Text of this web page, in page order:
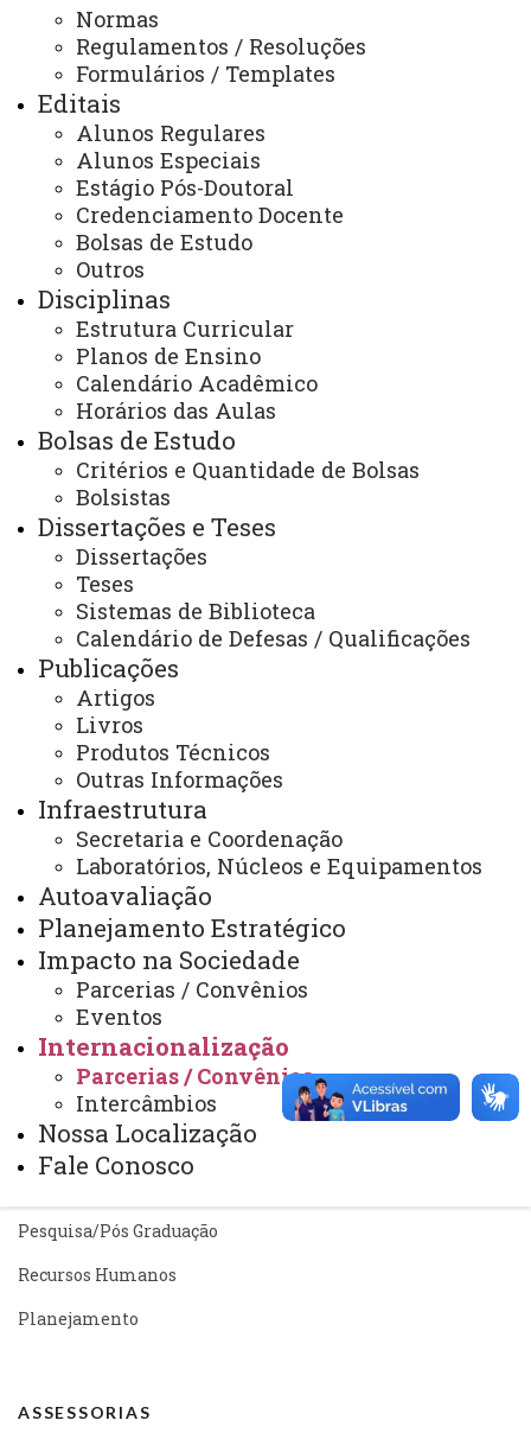
Normas
Regulamentos / Resoluções
Formulários / Templates
Editais
Alunos Regulares
Alunos Especiais
Estágio Pós-Doutoral
Credenciamento Docente
Bolsas de Estudo
Outros
Disciplinas
Estrutura Curricular
Planos de Ensino
Calendário Acadêmico
Horários das Aulas
Bolsas de Estudo
Critérios e Quantidade de Bolsas
Bolsistas
Dissertações e Teses
Dissertações
Teses
Sistemas de Biblioteca
Calendário de Defesas / Qualificações
Publicações
Artigos
Livros
Produtos Técnicos
Outras Informações
Infraestrutura
Secretaria e Coordenação
Laboratórios, Núcleos e Equipamentos
Autoavaliação
Planejamento Estratégico
Impacto na Sociedade
Parcerias / Convênios
Eventos
Internacionalização
Parcerias / Convênios
Intercâmbios
Nossa Localização
Fale Conosco
cascavel.profmat@unioeste.br
Você está aqui:Unioeste
PROFMAT - Mestrado Profissional em Matemática -
Cascavel
Internacionalização
Parcerias / Convênios
ACESSE
Acesso Restrito (Editores do Portal)
Arquivo Virtual
Bibliotecas
Identidade Visual
Mapa do Site
Ouvidoria
Portal Office 365
Sistemas
Telefones
Webmail
REITORIA
Secretaria Geral
Gabinete Reitoria
Secretaria dos Conselhos Superiores
PRÓ-REITORIAS
Administração e Finanças
Extensão
Pesquisa/Pós Graduação
Recursos Humanos
Planejamento
ASSESSORIAS